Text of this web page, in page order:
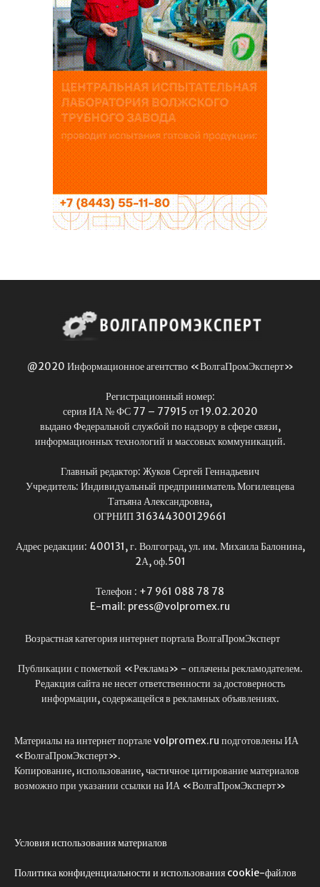
@2020 Информационное агентство «ВолгаПромЭксперт»
Регистрационный номер:
серия ИА № ФС 77 – 77915 от 19.02.2020
выдано Федеральной службой по надзору в сфере связи,
информационных технологий и массовых коммуникаций.
Главный редактор: Жуков Сергей Геннадьевич
Учредитель: Индивидуальный предприниматель Могилевцева
Татьяна Александровна,
ОГРНИП 316344300129661
Адрес редакции: 400131, г. Волгоград, ул. им. Михаила Балонина,
2А, оф.501
Телефон : +7 961 088 78 78
E-mail: press@volpromex.ru
Возрастная категория интернет портала ВолгаПромЭксперт
Публикации с пометкой «Реклама» - оплачены рекламодателем.
Редакция сайта не несет ответственности за достоверность
информации, содержащейся в рекламных объявлениях.
Материалы на интернет портале volpromex.ru подготовлены ИА
«ВолгаПромЭксперт».
Копирование, использование, частичное цитирование материалов
возможно при указании ссылки на ИА «ВолгаПромЭксперт»
Условия использования материалов
Политика конфиденциальности и использования cookie-файлов